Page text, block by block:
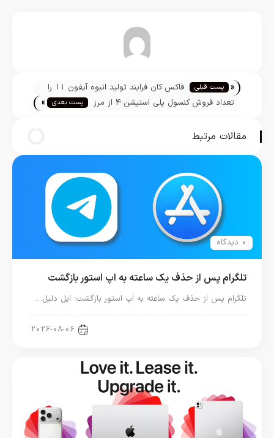
تیم تحریریه « پست قبلی
فاکس کان فرایند تولید انبوه آیفون 11 را
آغاز کرد
تعداد فروش کنسول پلی استیشن 4 از مرز
پست بعدی »
مقالات مرتبط
0 دیدگاه
تلگرام پس از حذف یک ساعته به اپ استور بازگشت
تلگرام پس از حذف یک ساعته به اپ استور بازگشت؛ اپل دلیل…
2026-08-06